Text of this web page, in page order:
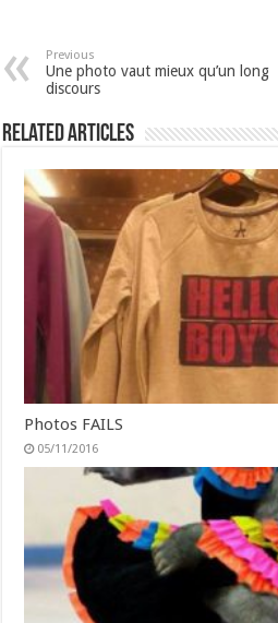
Previous
Une photo vaut mieux qu’un long
discours
Related Articles
Photos FAILS
05/11/2016